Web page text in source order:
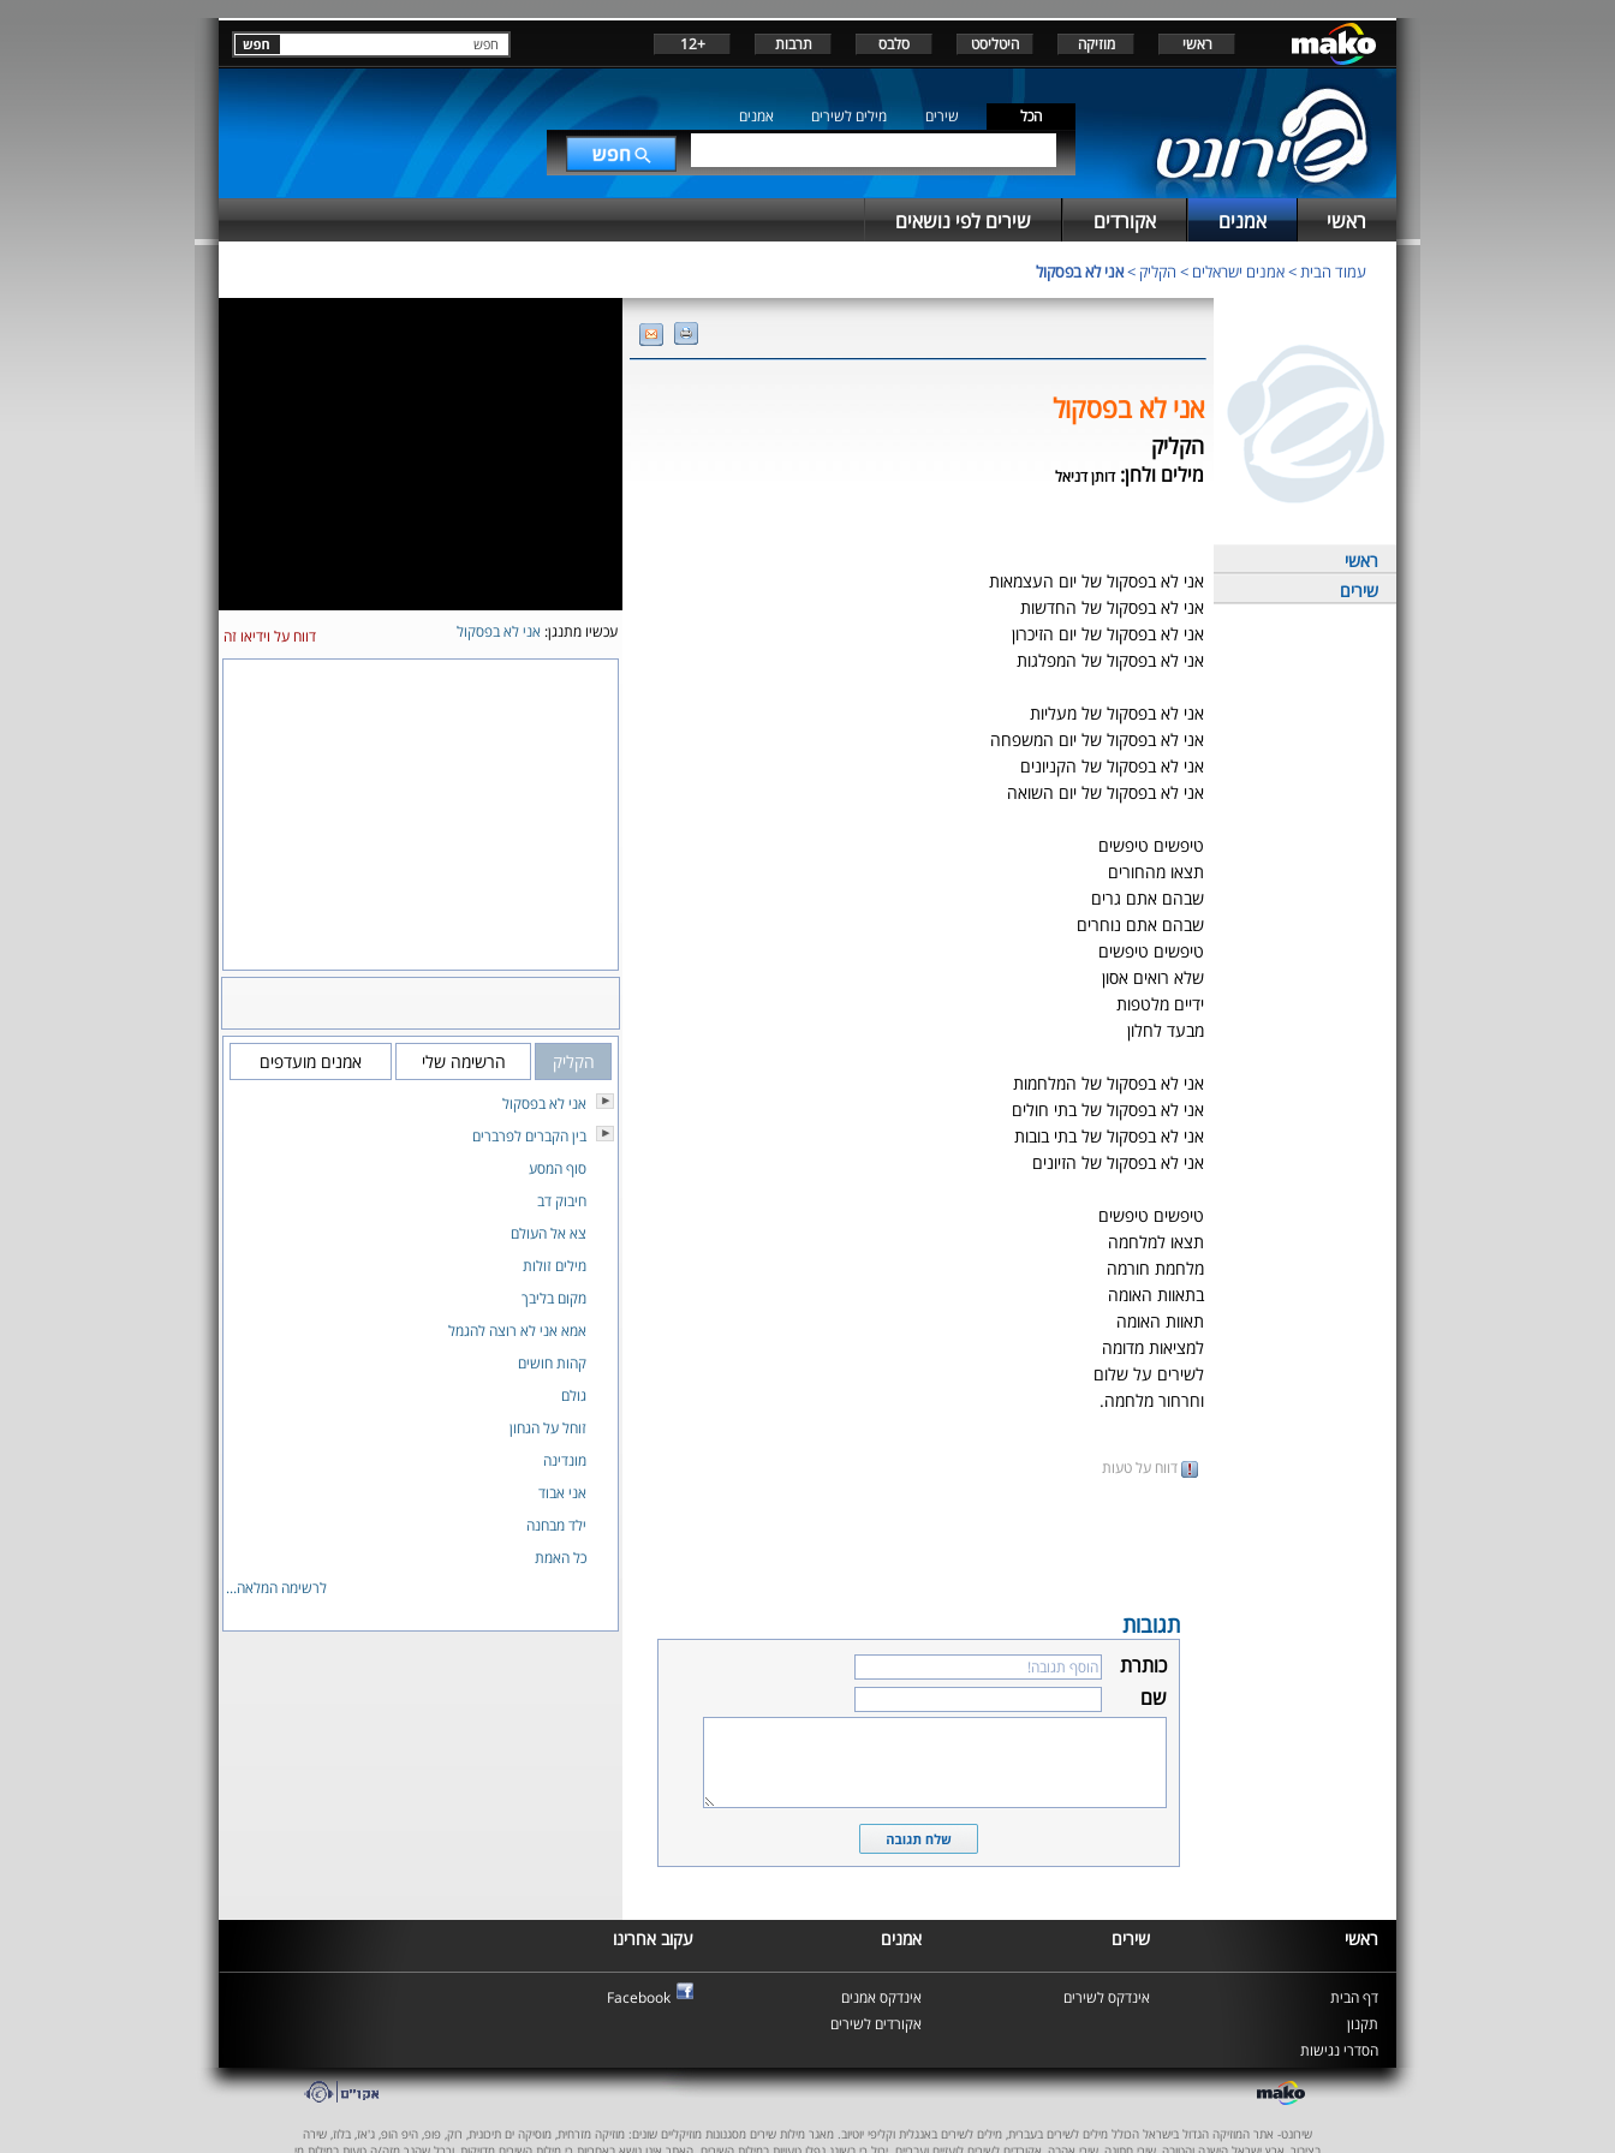
ראשי מוזיקה היטליסט סלבס תרבות +12
הכל שירים מילים לשירים אמנים
ראשי אמנים אקורדים שירים לפי נושאים
עמוד הבית>אמנים ישראלים > הקליק >אני לא בפסקול
ראשי
שירים
אני לא בפסקול
הקליק
מילים ולחן:דותן דניאל
אני לא בפסקול של יום העצמאות
אני לא בפסקול של החדשות
אני לא בפסקול של יום הזיכרון
אני לא בפסקול של המפלגות
אני לא בפסקול של מעליות
אני לא בפסקול של יום המשפחה
אני לא בפסקול של הקניונים
אני לא בפסקול של יום השואה
טיפשים טיפשים
תצאו מהחורים
שבהם אתם גרים
שבהם אתם נוחרים
טיפשים טיפשים
שלא רואים אסון
ידיים מלטפות
מבעד לחלון
אני לא בפסקול של המלחמות
אני לא בפסקול של בתי חולים
אני לא בפסקול של בתי בובות
אני לא בפסקול של הזיונים
טיפשים טיפשים
תצאו למלחמה
מלחמת חורמה
בתאוות האומה
תאוות האומה
למציאות מדומה
לשירים על שלום
וחרחור מלחמה.
דווח על טעות
תגובות
כותרת
שם
עכשיו מתנגן: אני לא בפסקול דווח על וידיאו זה
הקליק הרשימה שלי אמנים מועדפים
אני לא בפסקול
בין הקברים לפרברים
סוף המסע
חיבוק דב
צא אל העולם
מילים זולות
מקום בליבך
אמא אני לא רוצה להגמל
קהות חושים
גולם
זוחל על הגחון
מונדינה
אני אבוד
ילד מבחנה
כל האמת
לרשימה המלאה...
ראשי שירים אמנים עקוב אחרינו
דף הבית
תקנון
הסדרי נגישות
אינדקס לשירים
אינדקס אמנים
אקורדים לשירים
Facebook
שירונט- אתר המוזיקה הגדול בישראל הכולל מילים לשירים בעברית, מילים לשירים באנגלית וקליפי יוטיוב. מאגר מילות שירים מסגנונות מוזיקליים שונים: מוזיקה מזרחית, מוסיקה ים תיכונית, רוק, פופ, היפ הופ, ג'אז, בלוז, שירה